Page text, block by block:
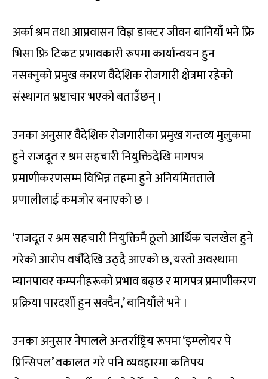
अर्का श्रम तथा आप्रवासन विज्ञ डाक्टर जीवन बानियाँ भने फ्रि
भिसा फ्रि टिकट प्रभावकारी रूपमा कार्यान्वयन हुन
नसक्नुको प्रमुख कारण वैदेशिक रोजगारी क्षेत्रमा रहेको
संस्थागत भ्रष्टाचार भएको बताउँछन् ।
उनका अनुसार वैदेशिक रोजगारीका प्रमुख गन्तव्य मुलुकमा
हुने राजदूत र श्रम सहचारी नियुक्तिदेखि मागपत्र
प्रमाणीकरणसम्म विभिन्न तहमा हुने अनियमितताले
प्रणालीलाई कमजोर बनाएको छ ।
‘राजदूत र श्रम सहचारी नियुक्तिमै ठूलो आर्थिक चलखेल हुने
गरेको आरोप वर्षौंदेखि उठ्दै आएको छ, यस्तो अवस्थामा
म्यानपावर कम्पनीहरूको प्रभाव बढ्छ र मागपत्र प्रमाणीकरण
प्रक्रिया पारदर्शी हुन सक्दैन,’ बानियाँले भने ।
उनका अनुसार नेपालले अन्तर्राष्ट्रिय रूपमा ‘इम्प्लोयर पे
प्रिन्सिपल’ वकालत गरे पनि व्यवहारमा कतिपय